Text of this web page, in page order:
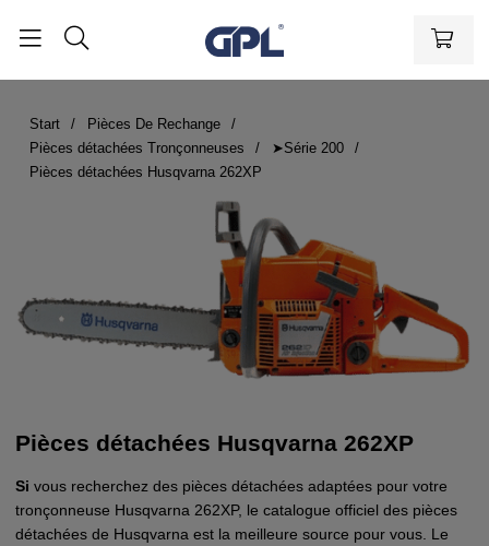
Start
Pièces De Rechange
Pièces détachées Tronçonneuses
➤Série 200
Pièces détachées Husqvarna 262XP
Pièces détachées Husqvarna 262XP
Si vous recherchez des pièces détachées adaptées pour votre
tronçonneuse Husqvarna 262XP, le catalogue officiel des pièces
détachées de Husqvarna est la meilleure source pour vous. Le